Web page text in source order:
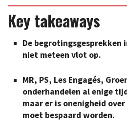
Key takeaways
De begrotingsgesprekken
niet meteen vlot op.
MR, PS, Les Engagés,
onderhandelen al enige
maar er is onenigheid
moet bespaard worden.